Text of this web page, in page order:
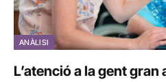
ANÀLISI
L’atenció a la gent gran